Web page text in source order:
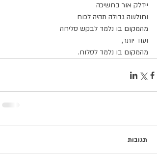
יידלק אור בחשיכה
וחולשה גדולה תהיה לכוח
מהמקום בו נלמד לבקש סליחה
ועוד יותר,
מהמקום בו נלמד לסלוח.
תגובות